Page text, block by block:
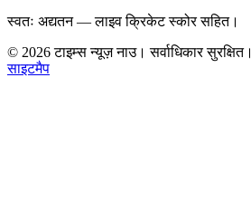
स्वतः अद्यतन — लाइव क्रिकेट स्कोर सहित।
© 2026टाइम्स न्यूज़ नाउ। सर्वाधिकार सुरक्षित।
साइटमैप